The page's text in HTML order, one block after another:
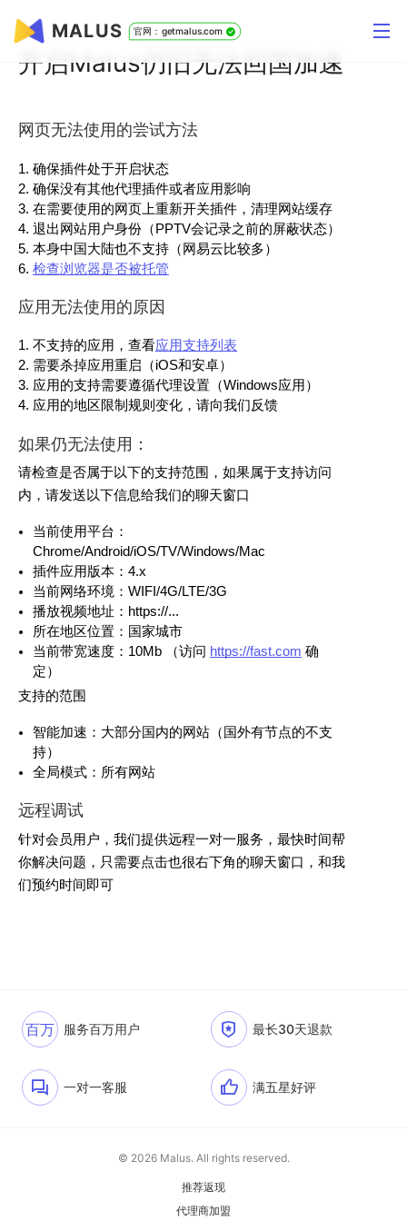
MALUS 官网：getmalus.com
开启Malus仍旧无法回国加速
网页无法使用的尝试方法
确保插件处于开启状态
确保没有其他代理插件或者应用影响
在需要使用的网页上重新开关插件，清理网站缓存
退出网站用户身份（PPTV会记录之前的屏蔽状态）
本身中国大陆也不支持（网易云比较多）
检查浏览器是否被托管
应用无法使用的原因
不支持的应用，查看应用支持列表
需要杀掉应用重启（iOS和安卓）
应用的支持需要遵循代理设置（Windows应用）
应用的地区限制规则变化，请向我们反馈
如果仍无法使用：
请检查是否属于以下的支持范围，如果属于支持访问
内，请发送以下信息给我们的聊天窗口
当前使用平台：
Chrome/Android/iOS/TV/Windows/Mac
插件应用版本：4.x
当前网络环境：WIFI/4G/LTE/3G
播放视频地址：https://...
所在地区位置：国家城市
当前带宽速度：10Mb （访问 https://fast.com 确
定）
支持的范围
智能加速：大部分国内的网站（国外有节点的不支
持）
全局模式：所有网站
远程调试
针对会员用户，我们提供远程一对一服务，最快时间帮
你解决问题，只需要点击也很右下角的聊天窗口，和我
们预约时间即可
百万 服务百万用户 最长30天退款
一对一客服 满五星好评
© 2026 Malus. All rights reserved.
推荐返现
代理商加盟